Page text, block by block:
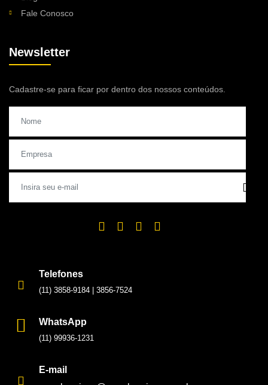
Fale Conosco
Newsletter
Cadastre-se para ficar por dentro dos nossos conteúdos.
Telefones
(11) 3858-9184 3856-7524
WhatsApp
(11) 99936-1231
E-mail